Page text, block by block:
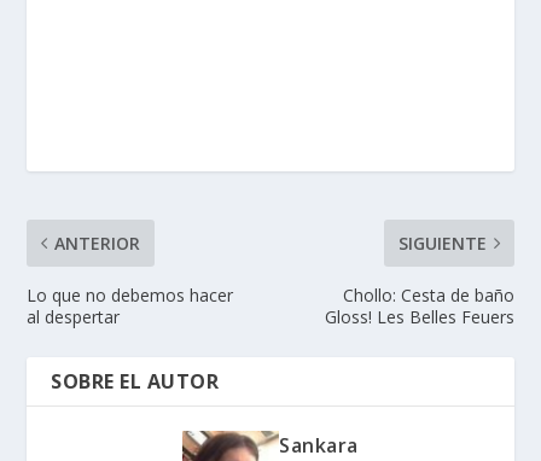
ANTERIOR
Lo que no debemos hacer
al despertar
SIGUIENTE
Chollo: Cesta de baño
Gloss! Les Belles Feuers
SOBRE EL AUTOR
Sankara